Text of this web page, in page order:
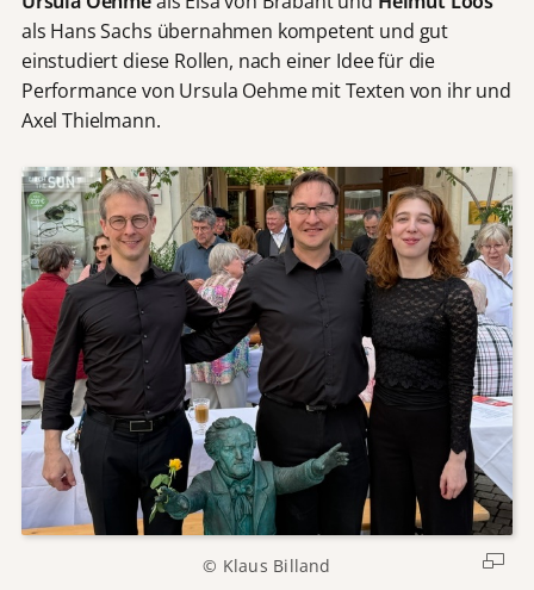
als Hans Sachs übernahmen kompetent und gut
einstudiert diese Rollen, nach einer Idee für die
Performance von Ursula Oehme mit Texten von ihr und
Axel Thielmann.
© Klaus Billand